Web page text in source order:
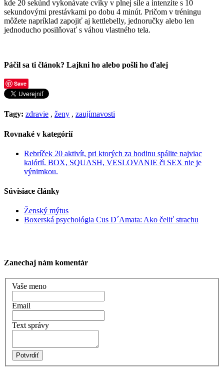
kde 20 sekúnd vykonávate cviky v plnej sile a intenzite s 10
sekundovými prestávkami po dobu 4 minút. Pričom v tréningu
môžete napríklad zapojiť aj kettlebelly, jednoručky alebo len
jednoducho posilňovať s váhou vlastného tela.
Páčil sa ti článok? Lajkni ho alebo pošli ho ďalej
Save
Tagy: zdravie , ženy , zaujímavosti
Rovnaké v kategórií
Rebríček 20 aktivít, pri ktorých za hodinu spálite najviac
kalórií. BOX, SQUASH, VESLOVANIE či SEX nie je
výnimkou.
Súvisiace články
Ženský mýtus
Boxerská psychológia Cus D´Amata: Ako čeliť strachu
Zanechaj nám komentár
Vaše meno
Email
Text správy
Potvrdiť